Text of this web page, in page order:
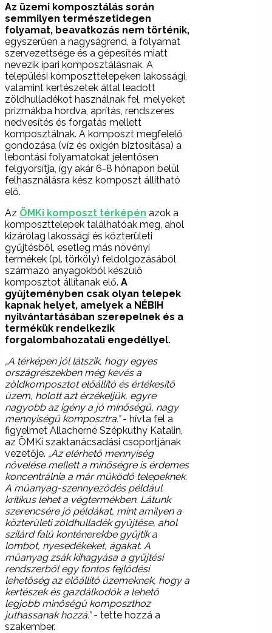
Az üzemi komposztálás során
semmilyen természetidegen
folyamat, beavatkozás nem történik,
egyszerűen a nagyságrend, a folyamat
szervezettsége és a gépesítés miatt
nevezik ipari komposztálásnak. A
települési komposzttelepeken lakossági,
valamint kertészetek által leadott
zöldhulladékot használnak fel, melyeket
prizmákba hordva, aprítás, rendszeres
nedvesítés és forgatás mellett
komposztálnak. A komposzt megfelelő
gondozása (víz és oxigén biztosítása) a
lebontási folyamatokat jelentősen
felgyorsítja, így akár 6-8 hónapon belül
felhasználásra kész komposzt állítható
elő.
Az ÖMKi komposzt térképén azok a
komposzttelepek találhatóak meg, ahol
kizárólag lakossági és közterületi
gyűjtésből, esetleg más növényi
termékek (pl. törköly) feldolgozásából
származó anyagokból készülő
komposztot állítanak elő. A
gyűjteményben csak olyan telepek
kapnak helyet, amelyek a NÉBIH
nyilvántartásában szerepelnek és a
termékük rendelkezik
forgalombahozatali engedéllyel.
„A térképen jól látszik, hogy egyes
országrészekben még kevés a
zöldkomposztot előállító és értékesítő
üzem, holott azt érzékeljük, egyre
nagyobb az igény a jó minőségű, nagy
mennyiségű komposztra.”- hívta fel a
figyelmet Allacherné Szépkuthy Katalin,
az ÖMKi szaktanácsadási csoportjának
vezetője. „Az elérhető mennyiség
növelése mellett a minőségre is érdemes
koncentrálnia a már működő telepeknek.
A műanyag-szennyeződés például
kritikus lehet a végtermékben. Látunk
szerencsére jó példákat, mint amilyen a
közterületi zöldhulladék gyűjtése, ahol
szilárd falú konténerekbe gyűjtik a
lombot, nyesedékeket, ágakat. A
műanyag zsák kihagyása a gyűjtési
rendszerből egy fontos fejlődési
lehetőség az előállító üzemeknek, hogy a
kertészek és gazdálkodók a lehető
legjobb minőségű komposzthoz
juthassanak hozzá.”- tette hozzá a
szakember.